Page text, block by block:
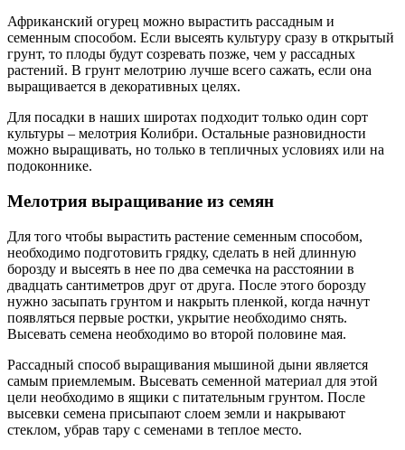
Африканский огурец можно вырастить рассадным и
семенным способом. Если высеять культуру сразу в открытый
грунт, то плоды будут созревать позже, чем у рассадных
растений. В грунт мелотрию лучше всего сажать, если она
выращивается в декоративных целях.
Для посадки в наших широтах подходит только один сорт
культуры – мелотрия Колибри. Остальные разновидности
можно выращивать, но только в тепличных условиях или на
подоконнике.
Мелотрия выращивание из семян
Для того чтобы вырастить растение семенным способом,
необходимо подготовить грядку, сделать в ней длинную
борозду и высеять в нее по два семечка на расстоянии в
двадцать сантиметров друг от друга. После этого борозду
нужно засыпать грунтом и накрыть пленкой, когда начнут
появляться первые ростки, укрытие необходимо снять.
Высевать семена необходимо во второй половине мая.
Рассадный способ выращивания мышиной дыни является
самым приемлемым. Высевать семенной материал для этой
цели необходимо в ящики с питательным грунтом. После
высевки семена присыпают слоем земли и накрывают
стеклом, убрав тару с семенами в теплое место.